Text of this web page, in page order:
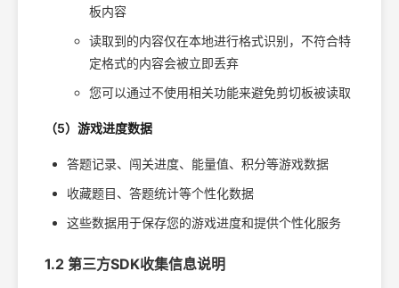
板内容
读取到的内容仅在本地进行格式识别，不符合特
定格式的内容会被立即丢弃
您可以通过不使用相关功能来避免剪切板被读取
（5）游戏进度数据
答题记录、闯关进度、能量值、积分等游戏数据
收藏题目、答题统计等个性化数据
这些数据用于保存您的游戏进度和提供个性化服务
1.2 第三方SDK收集信息说明